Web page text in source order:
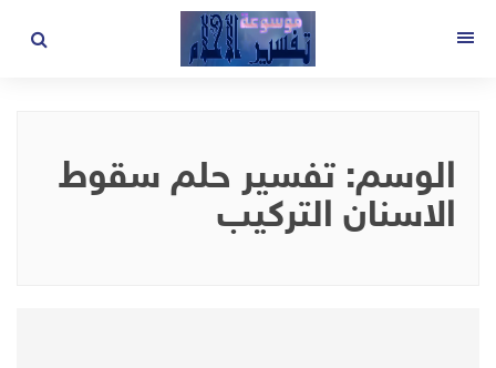
الوسم: تفسير حلم سقوط
الاسنان التركيب